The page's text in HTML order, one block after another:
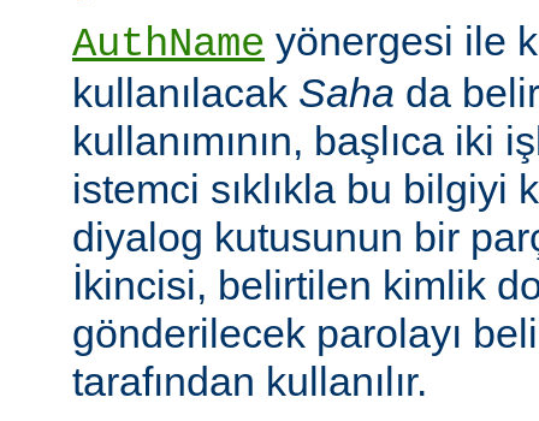
AuthName yönergesi ile
kullanılacak Saha da
kullanımının, başlıca iki
istemci sıklıkla bu bilgiyi
diyalog kutusunun bir
İkincisi, belirtilen kimlik
gönderilecek parolayı
tarafından kullanılır.